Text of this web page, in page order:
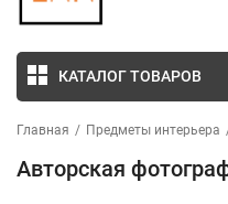
КАТАЛОГ ТОВАРОВ
Главная / Предметы интерьера
Авторская